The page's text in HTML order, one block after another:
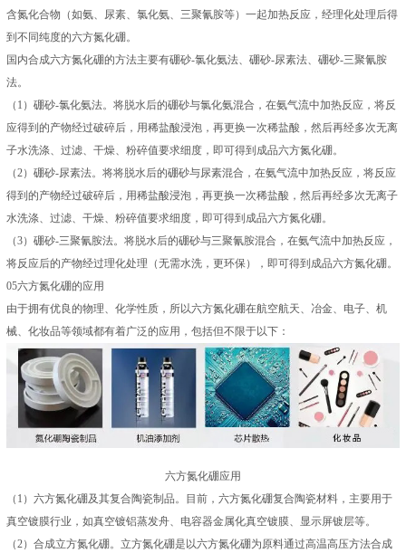
含氮化合物（如氨、尿素、氯化氨、三聚氰胺等）一起加热反应，经理化处理后得
到不同纯度的六方氮化硼。
国内合成六方氮化硼的方法主要有硼砂-氯化氨法、硼砂-尿素法、硼砂-三聚氰胺
法。
（1）硼砂-氯化氨法。将脱水后的硼砂与氯化氨混合，在氨气流中加热反应，将反
应得到的产物经过破碎后，用稀盐酸浸泡，再更换一次稀盐酸，然后再经多次无离
子水洗涤、过滤、干燥、粉碎值要求细度，即可得到成品六方氮化硼。
（2）硼砂-尿素法。将将脱水后的硼砂与尿素混合，在氨气流中加热反应，将反应
得到的产物经过破碎后，用稀盐酸浸泡，再更换一次稀盐酸，然后再经多次无离子
水洗涤、过滤、干燥、粉碎值要求细度，即可得到成品六方氮化硼。
（3）硼砂-三聚氰胺法。将脱水后的硼砂与三聚氰胺混合，在氨气流中加热反应，
将反应后的产物经过理化处理（无需水洗，更环保），即可得到成品六方氮化硼。
05六方氮化硼的应用
由于拥有优良的物理、化学性质，所以六方氮化硼在航空航天、冶金、电子、机
械、化妆品等领域都有着广泛的应用，包括但不限于以下：
六方氮化硼应用
（1）六方氮化硼及其复合陶瓷制品。目前，六方氮化硼复合陶瓷材料，主要用于
真空镀膜行业，如真空镀铝蒸发舟、电容器金属化真空镀膜、显示屏镀层等。
（2）合成立方氮化硼。立方氮化硼是以六方氮化硼为原料通过高温高压方法合成